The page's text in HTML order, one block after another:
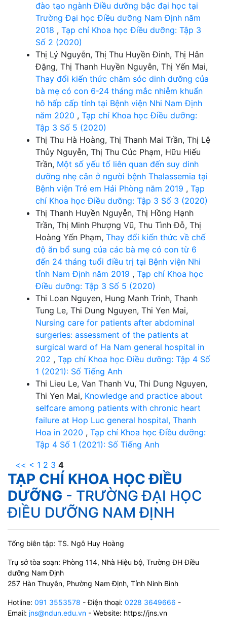
đào tạo ngành Điều dưỡng bậc đại học tại
Trường Đại học Điều dưỡng Nam Định năm
2018 , Tạp chí Khoa học Điều dưỡng: Tập 3
Số 2 (2020)
Thị Lý Nguyễn, Thị Thu Huyền Đinh, Thị Hân
Đặng, Thị Thanh Huyền Nguyễn, Thị Yến Mai,
Thay đổi kiến thức chăm sóc dinh dưỡng của
bà mẹ có con 6-24 tháng mắc nhiễm khuẩn
hô hấp cấp tính tại Bệnh viện Nhi Nam Định
năm 2020 , Tạp chí Khoa học Điều dưỡng:
Tập 3 Số 5 (2020)
Thị Thu Hà Hoàng, Thị Thanh Mai Trần, Thị Lệ
Thủy Nguyễn, Thị Thu Cúc Phạm, Hữu Hiếu
Trần, Một số yếu tố liên quan đến suy dinh
dưỡng nhẹ cân ở người bệnh Thalassemia tại
Bệnh viện Trẻ em Hải Phòng năm 2019 , Tạp
chí Khoa học Điều dưỡng: Tập 3 Số 3 (2020)
Thị Thanh Huyền Nguyễn, Thị Hồng Hạnh
Trần, Thị Minh Phượng Vũ, Thu Tình Đỗ, Thị
Hoàng Yến Phạm, Thay đổi kiến thức về chế
độ ăn bổ sung của các bà mẹ có con từ 6
đến 24 tháng tuổi điều trị tại Bệnh viện Nhi
tỉnh Nam Định năm 2019 , Tạp chí Khoa học
Điều dưỡng: Tập 3 Số 5 (2020)
Thi Loan Nguyen, Hung Manh Trinh, Thanh
Tung Le, Thi Dung Nguyen, Thi Yen Mai,
Nursing care for patients after abdominal
surgeries: assessment of the patients at
surgical ward of Ha Nam general hospital in
202 , Tạp chí Khoa học Điều dưỡng: Tập 4 Số
1 (2021): Số Tiếng Anh
Thi Lieu Le, Van Thanh Vu, Thi Dung Nguyen,
Thi Yen Mai, Knowledge and practice about
selfcare among patients with chronic heart
failure at Hop Luc general hospital, Thanh
Hoa in 2020 , Tạp chí Khoa học Điều dưỡng:
Tập 4 Số 1 (2021): Số Tiếng Anh
<< < 1 2 3 4
TẠP CHÍ KHOA HỌC ĐIỀU
DƯỠNG - TRƯỜNG ĐẠI HỌC
ĐIỀU DƯỠNG NAM ĐỊNH
Tổng biên tập: TS. Ngô Huy Hoàng
Trụ sở tòa soạn: Phòng 114, Nhà Hiệu bộ, Trường ĐH Điều
dưỡng Nam Định
257 Hàn Thuyên, Phường Nam Định, Tỉnh Ninh Bình
Hotline: 091 3553578 - Điện thoại: 0228 3649666 -
Email: jns@ndun.edu.vn - Website: https://jns.vn